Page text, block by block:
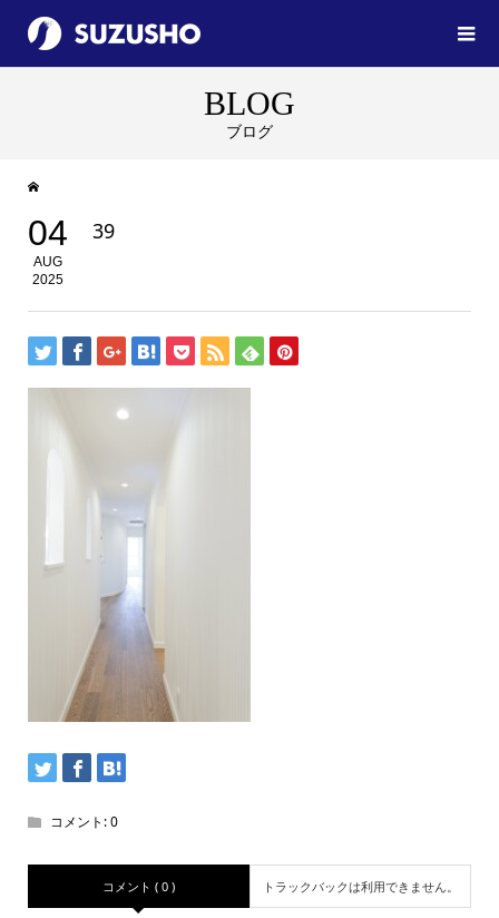
BLOG
ブログ
04
AUG
2025
39
コメント:0
コメント ( 0 ) トラックバックは利用できません。